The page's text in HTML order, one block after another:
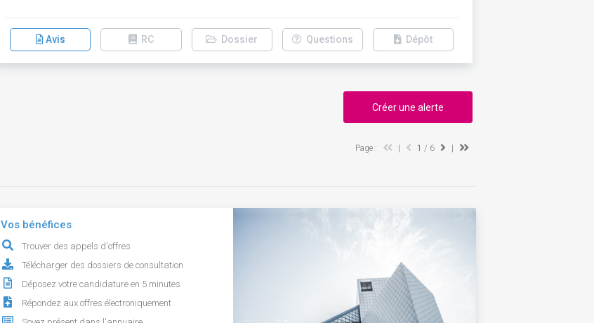
Avis RC Dossier Questions Dépôt
Créer une alerte
Page : 1 / 6
Vos bénéfices
Trouver des appels d'offres
Télécharger des dossiers de consultation
Déposez votre candidature en 5 minutes
Répondez aux offres électroniquement